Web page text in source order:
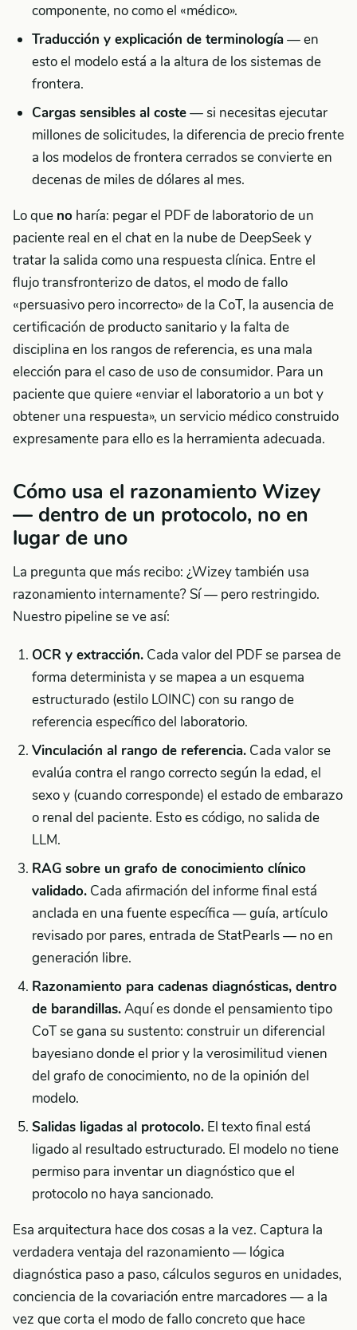
componente, no como el «médico».
Traducción y explicación de terminología— en
esto el modelo está a la altura de los sistemas de
frontera.
Cargas sensibles al coste— si necesitas ejecutar
millones de solicitudes, la diferencia de precio frente
a los modelos de frontera cerrados se convierte en
decenas de miles de dólares al mes.
Lo que no haría: pegar el PDF de laboratorio de un
paciente real en el chat en la nube de DeepSeek y
tratar la salida como una respuesta clínica. Entre el
flujo transfronterizo de datos, el modo de fallo
«persuasivo pero incorrecto» de la CoT, la ausencia de
certificación de producto sanitario y la falta de
disciplina en los rangos de referencia, es una mala
elección para el caso de uso de consumidor. Para un
paciente que quiere «enviar el laboratorio a un bot y
obtener una respuesta», un servicio médico construido
expresamente para ello es la herramienta adecuada.
Cómo usa el razonamiento Wizey
— dentro de un protocolo, no en
lugar de uno
La pregunta que más recibo: ¿Wizey también usa
razonamiento internamente? Sí — pero restringido.
Nuestro pipeline se ve así:
OCR y extracción. Cada valor del PDF se parsea de
forma determinista y se mapea a un esquema
estructurado (estilo LOINC) con su rango de
referencia específico del laboratorio.
Vinculación al rango de referencia. Cada valor se
evalúa contra el rango correcto según la edad, el
sexo y (cuando corresponde) el estado de embarazo
o renal del paciente. Esto es código, no salida de
LLM.
RAG sobre un grafo de conocimiento clínico
validado. Cada afirmación del informe final está
anclada en una fuente específica — guía, artículo
revisado por pares, entrada de StatPearls — no en
generación libre.
Razonamiento para cadenas diagnósticas, dentro
de barandillas.Aquí es donde el pensamiento tipo
CoT se gana su sustento: construir un diferencial
bayesiano donde el prior y la verosimilitud vienen
del grafo de conocimiento, no de la opinión del
modelo.
Salidas ligadas al protocolo. El texto final está
ligado al resultado estructurado. El modelo no tiene
permiso para inventar un diagnóstico que el
protocolo no haya sancionado.
Esa arquitectura hace dos cosas a la vez. Captura la
verdadera ventaja del razonamiento — lógica
diagnóstica paso a paso, cálculos seguros en unidades,
conciencia de la covariación entre marcadores — a la
vez que corta el modo de fallo concreto que hace